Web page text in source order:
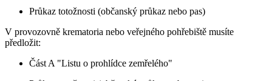
Průkaz totožnosti (občanský průkaz nebo pas)
V provozovně krematoria nebo veřejného pohřebiště musíte
předložit:
Část A "Listu o prohlídce zemřelého"